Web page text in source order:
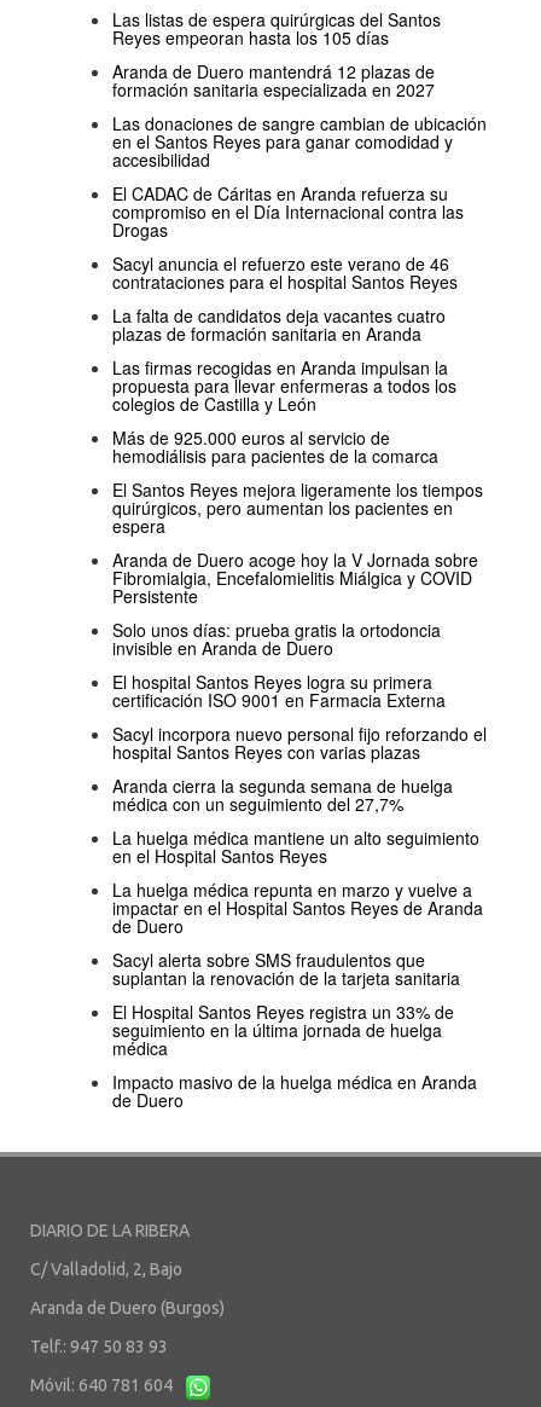
Las listas de espera quirúrgicas del Santos
Reyes empeoran hasta los 105 días
Aranda de Duero mantendrá 12 plazas de
formación sanitaria especializada en 2027
Las donaciones de sangre cambian de ubicación
en el Santos Reyes para ganar comodidad y
accesibilidad
El CADAC de Cáritas en Aranda refuerza su
compromiso en el Día Internacional contra las
Drogas
Sacyl anuncia el refuerzo este verano de 46
contrataciones para el hospital Santos Reyes
La falta de candidatos deja vacantes cuatro
plazas de formación sanitaria en Aranda
Las firmas recogidas en Aranda impulsan la
propuesta para llevar enfermeras a todos los
colegios de Castilla y León
Más de 925.000 euros al servicio de
hemodiálisis para pacientes de la comarca
El Santos Reyes mejora ligeramente los tiempos
quirúrgicos, pero aumentan los pacientes en
espera
Aranda de Duero acoge hoy la V Jornada sobre
Fibromialgia, Encefalomielitis Miálgica y COVID
Persistente
Solo unos días: prueba gratis la ortodoncia
invisible en Aranda de Duero
El hospital Santos Reyes logra su primera
certificación ISO 9001 en Farmacia Externa
Sacyl incorpora nuevo personal fijo reforzando el
hospital Santos Reyes con varias plazas
Aranda cierra la segunda semana de huelga
médica con un seguimiento del 27,7%
La huelga médica mantiene un alto seguimiento
en el Hospital Santos Reyes
La huelga médica repunta en marzo y vuelve a
impactar en el Hospital Santos Reyes de Aranda
de Duero
Sacyl alerta sobre SMS fraudulentos que
suplantan la renovación de la tarjeta sanitaria
El Hospital Santos Reyes registra un 33% de
seguimiento en la última jornada de huelga
médica
Impacto masivo de la huelga médica en Aranda
de Duero
DIARIO DE LA RIBERA
C/ Valladolid, 2, Bajo
Aranda de Duero (Burgos)
Telf.: 947 50 83 93
Móvil: 640 781 604